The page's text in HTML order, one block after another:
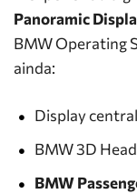
Panoramic
BMW Operating
ainda:
Display
BMW 3D
BMW